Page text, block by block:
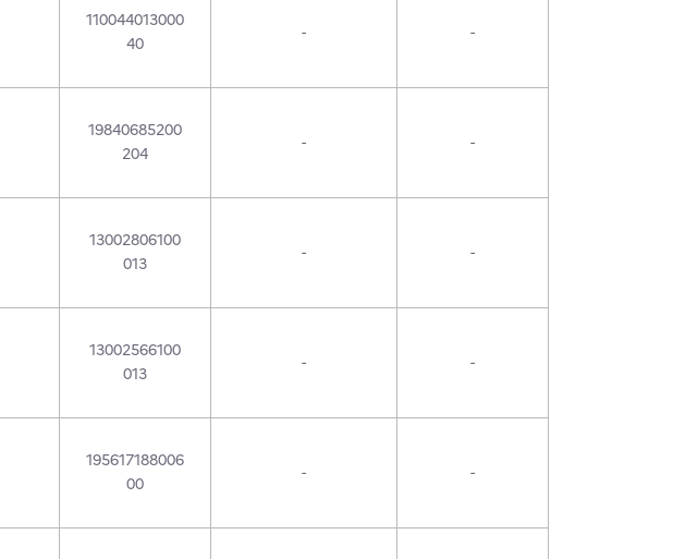
110044013000
40
- -
19840685200
204
- -
13002806100
013
- -
13002566100
013
- -
195617188006
00
- -